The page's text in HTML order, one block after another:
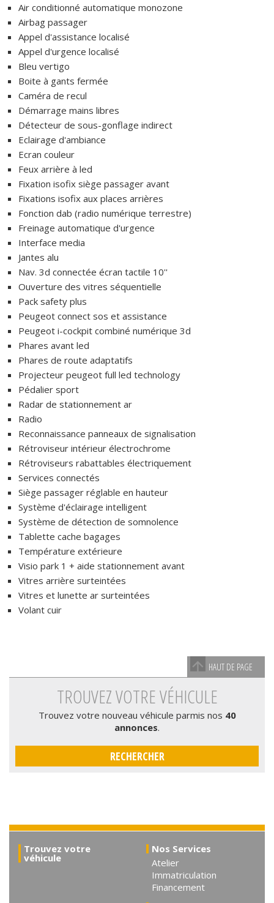
Air conditionné automatique monozone
Airbag passager
Appel d'assistance localisé
Appel d'urgence localisé
Bleu vertigo
Boite à gants fermée
Caméra de recul
Démarrage mains libres
Détecteur de sous-gonflage indirect
Eclairage d'ambiance
Ecran couleur
Feux arrière à led
Fixation isofix siège passager avant
Fixations isofix aux places arrières
Fonction dab (radio numérique terrestre)
Freinage automatique d'urgence
Interface media
Jantes alu
Nav. 3d connectée écran tactile 10''
Ouverture des vitres séquentielle
Pack safety plus
Peugeot connect sos et assistance
Peugeot i-cockpit combiné numérique 3d
Phares avant led
Phares de route adaptatifs
Projecteur peugeot full led technology
Pédalier sport
Radar de stationnement ar
Radio
Reconnaissance panneaux de signalisation
Rétroviseur intérieur électrochrome
Rétroviseurs rabattables électriquement
Services connectés
Siège passager réglable en hauteur
Système d'éclairage intelligent
Système de détection de somnolence
Tablette cache bagages
Température extérieure
Visio park 1 + aide stationnement avant
Vitres arrière surteintées
Vitres et lunette ar surteintées
Volant cuir
HAUT DE PAGE
TROUVEZ VOTRE VÉHICULE
Trouvez votre nouveau véhicule parmis nos 40
annonces.
RECHERCHER
Trouvez votre
véhicule
Nos Services
Atelier
Immatriculation
Financement